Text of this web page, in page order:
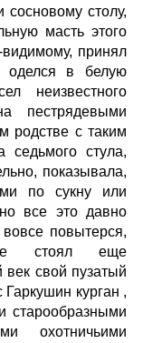
сосновому столу,
масть этого
видимому, принял
оделся в белую
неизвестного
пестрядевыми
родстве с таким
стула,
показывала,
по сукну или
все это давно
повытерся,
стоял еще
свой пузатый
Гаркушин курган ,
старообразными
охотничьими